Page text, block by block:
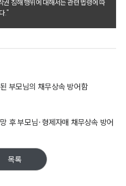
그룹 업무
전체
원 소개
권 침해 행위에 대해서는 관련 법령에 따
."
부모님의 채무상속 방어함
후 부모님·형제자매 채무상속 방어
목록